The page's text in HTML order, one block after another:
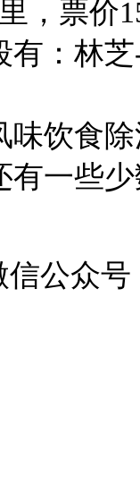
，票价
：林
味饮食
有一些
信公众号